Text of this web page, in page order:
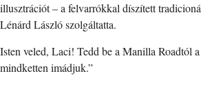
illusztrációt – a felvarrókkal díszített
Lénárd László szolgáltatta.
Isten veled, Laci! Tedd be a Manilla Roadtól
mindketten imádjuk.”